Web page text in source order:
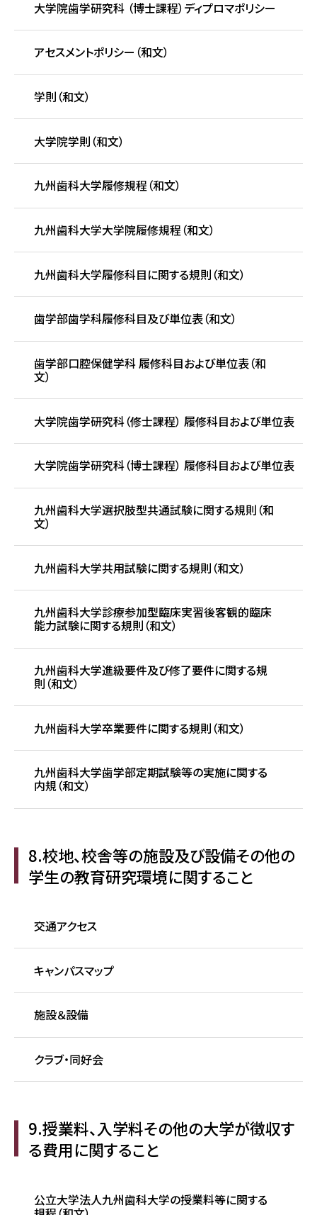
大学院歯学研究科 （博士課程）ディプロマポリシー
アセスメントポリシー（和文）
学則（和文）
大学院学則（和文）
九州歯科大学履修規程（和文）
九州歯科大学大学院履修規程（和文）
九州歯科大学履修科目に関する規則（和文）
歯学部歯学科履修科目及び単位表（和文）
歯学部口腔保健学科 履修科目および単位表（和
文）
大学院歯学研究科（修士課程） 履修科目および単位表
大学院歯学研究科（博士課程） 履修科目および単位表
九州歯科大学選択肢型共通試験に関する規則（和
文）
九州歯科大学共用試験に関する規則（和文）
九州歯科大学診療参加型臨床実習後客観的臨床
能力試験に関する規則（和文）
九州歯科大学進級要件及び修了要件に関する規
則（和文）
九州歯科大学卒業要件に関する規則（和文）
九州歯科大学歯学部定期試験等の実施に関する
内規（和文）
8.校地、校舎等の施設及び設備その他の
学生の教育研究環境に関すること
交通アクセス
キャンパスマップ
施設＆設備
クラブ・同好会
9.授業料、入学料その他の大学が徴収す
る費用に関すること
公立大学法人九州歯科大学の授業料等に関する